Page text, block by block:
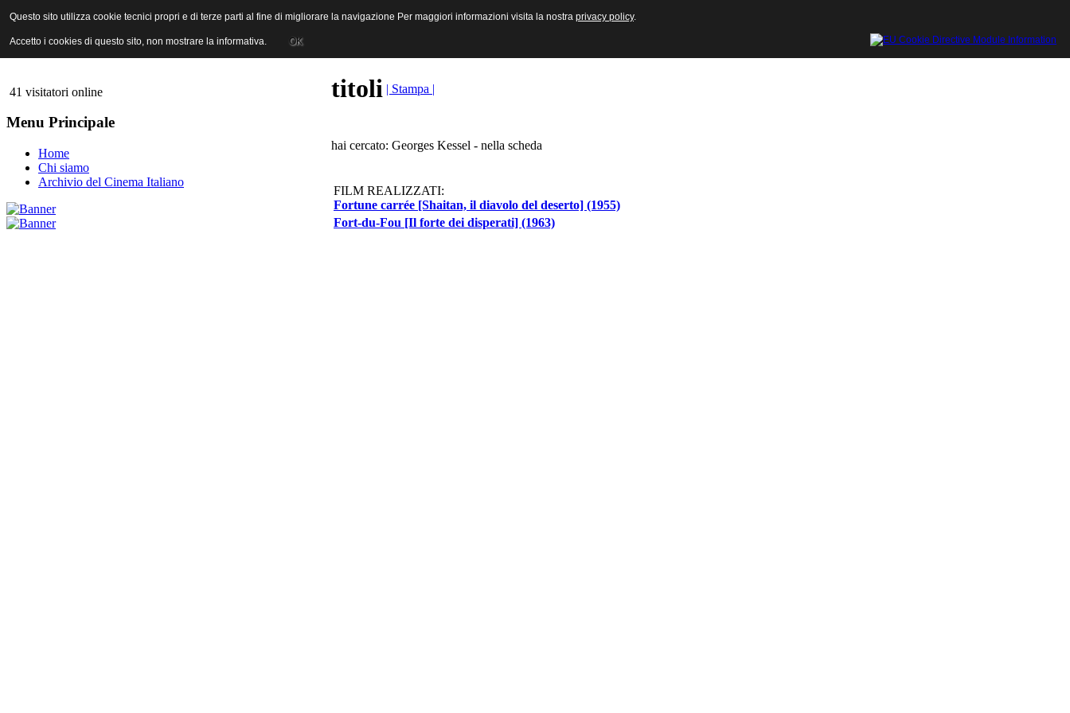
ANICA | Associazione Nazionale Industrie Cinematografiche Audiovisive e Multimediali
41 visitatori online
Menu Principale
Home
Chi siamo
Archivio del Cinema Italiano
titoli | Stampa |
hai cercato: Georges Kessel - nella scheda
FILM REALIZZATI:
Fortune carrée [Shaitan, il diavolo del deserto] (1955)
Fort-du-Fou [Il forte dei disperati] (1963)
Questo sito utilizza cookie tecnici propri e di terze parti al fine di migliorare la navigazione Per maggiori informazioni visita la nostra privacy policy.
Accetto i cookies di questo sito, non mostrare la informativa. OK
Questo sito utilizza cookie tecnici propri e di terze parti al fine di migliorare la navigazione Per maggiori informazioni visita la nostra privacy policy.
Accetto i cookies di questo sito, non mostrare la informativa. OK